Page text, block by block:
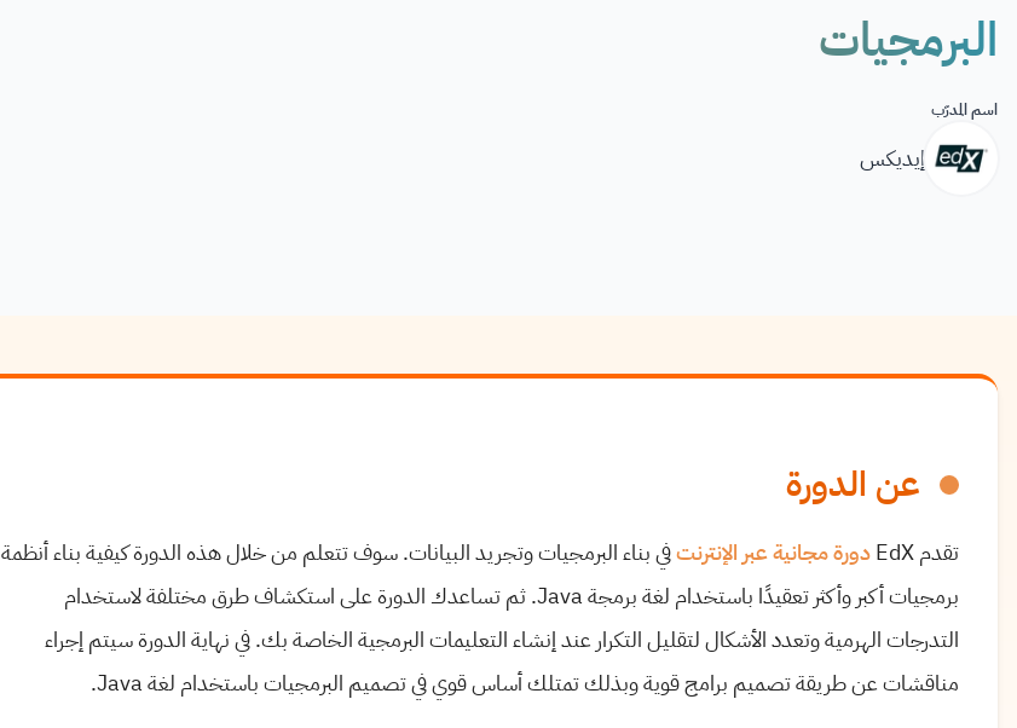
البرمجيات
اسم المدرّب
إيديكس
عن الدورة
تقدم EdX دورة مجانية عبر الإنترنتفي بناء البرمجيات وتجريد البيانات. سوف تتعلم من خلال هذه الدورة كيفية بناء أنظمة
برمجيات أكبر وأكثر تعقيدًا باستخدام لغة برمجة Java. ثم تساعدك الدورة على استكشاف طرق مختلفة لاستخدام
التدرجات الهرمية وتعدد الأشكال لتقليل التكرار عند إنشاء التعليمات البرمجية الخاصة بك. في نهاية الدورة سيتم إجراء
مناقشات عن طريقة تصميم برامج قوية وبذلك تمتلك أساس قوي في تصميم البرمجيات باستخدام لغة Java.